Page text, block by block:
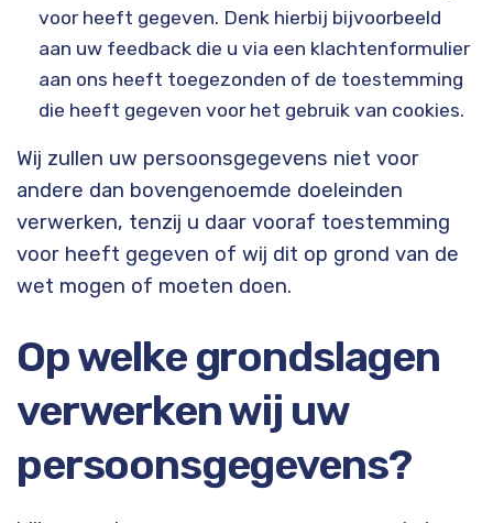
voor heeft gegeven. Denk hierbij bijvoorbeeld
aan uw feedback die u via een klachtenformulier
aan ons heeft toegezonden of de toestemming
die heeft gegeven voor het gebruik van cookies.
Wij zullen uw persoonsgegevens niet voor
andere dan bovengenoemde doeleinden
verwerken, tenzij u daar vooraf toestemming
voor heeft gegeven of wij dit op grond van de
wet mogen of moeten doen.
Op welke grondslagen
verwerken wij uw
persoonsgegevens?